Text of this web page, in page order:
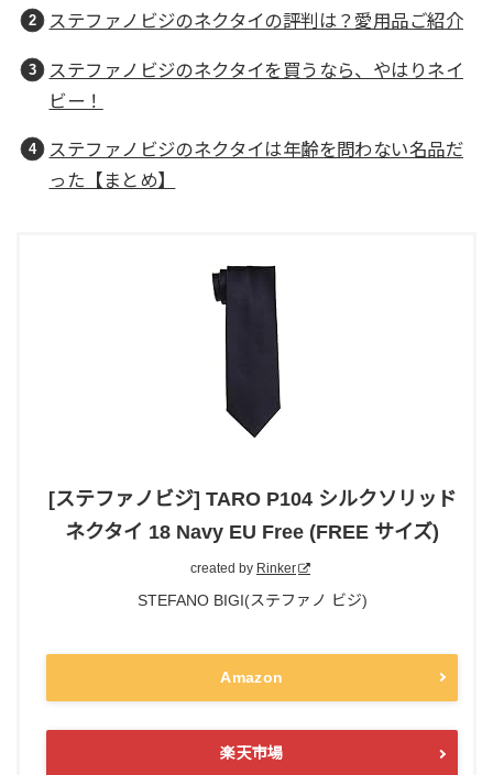
ステファノビジのネクタイの評判は？愛用品ご紹介
ステファノビジのネクタイを買うなら、やはりネイ
ビー！
ステファノビジのネクタイは年齢を問わない名品だ
った【まとめ】
[ステファノビジ] TARO P104 シルクソリッド
ネクタイ 18 Navy EU Free (FREE サイズ)
created by Rinker
STEFANO BIGI(ステファノ ビジ)
Amazon
楽天市場